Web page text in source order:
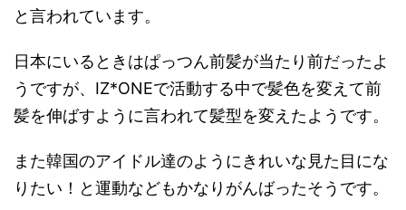
と言われています。
日本にいるときはぱっつん前髪が当たり前だったよ
うですが、IZ*ONEで活動する中で髪色を変えて前
髪を伸ばすように言われて髪型を変えたようです。
また韓国のアイドル達のようにきれいな見た目にな
りたい！と運動などもかなりがんばったそうです。